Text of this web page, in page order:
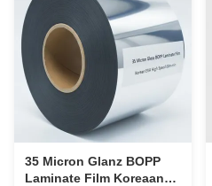
35 Micron Glanz BOPP
Laminate Film Koreaanse